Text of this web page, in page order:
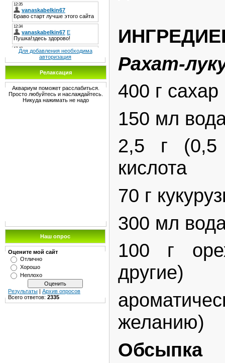
Для добавления необходима
авторизация
Релаксация
Аквариум поможет расслабиться.
Просто любуйтесь и наслаждайтесь.
Никуда нажимать не надо
Наш опрос
Оцените мой сайт
Отлично
Хорошо
Неплохо
Результаты | Архив опросов
Всего ответов: 2335
Рахат-
400 г сахар
150 мл
2,5 г (0,5
кислота
70 г
300 мл
100 г
другие)
желанию)
Обсыпка